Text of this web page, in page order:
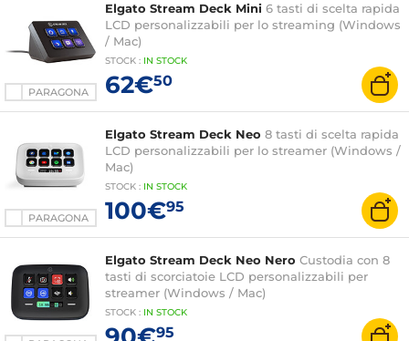
PARAGONA
Elgato Stream Deck Mini 6 tasti di scelta rapida
LCD personalizzabili per lo streaming (Windows
/ Mac)
STOCK : IN STOCK
62€50
PARAGONA
Elgato Stream Deck Neo 8 tasti di scelta rapida
LCD personalizzabili per lo streamer (Windows /
Mac)
STOCK : IN STOCK
100€95
Elgato Stream Deck Neo Nero Custodia con 8
tasti di scorciatoie LCD personalizzabili per
streamer (Windows / Mac)
STOCK : IN STOCK
95